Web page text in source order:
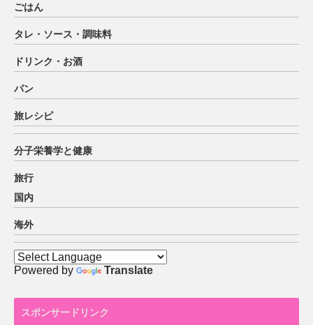
ごはん
タレ・ソース・調味料
ドリンク・お酒
パン
旅レシピ
分子栄養学と健康
旅行
国内
海外
Powered by Translate
スポンサードリンク